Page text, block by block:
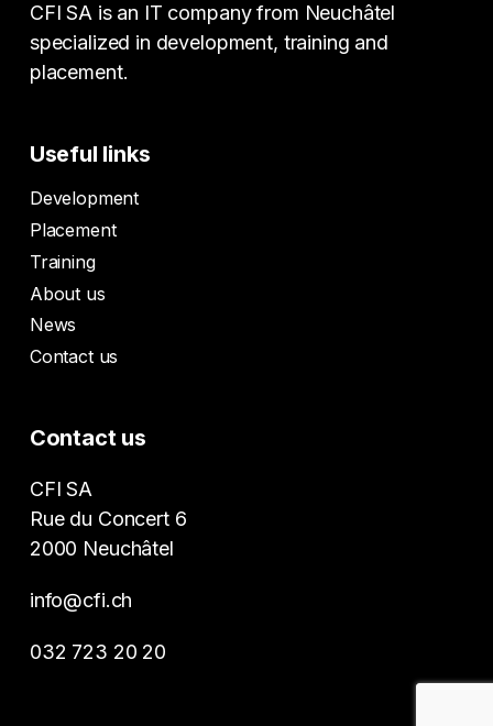
CFI SA is an IT company from Neuchâtel
specialized in development, training and
placement.
Useful links
Development
Placement
Training
About us
News
Contact us
Contact us
CFI SA
Rue du Concert 6
2000 Neuchâtel
info@cfi.ch
032 723 20 20